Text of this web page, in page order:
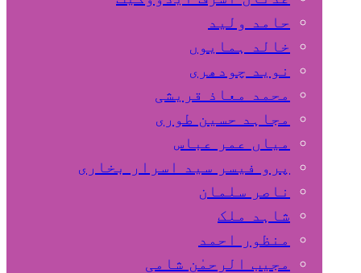
حامد ولید
خالد ہمایوں
نوید چودھری
محمد معاذ قریشی
مجاہد حسین طوری
میاں عمر عباس
پرو فیسر سید اسرار بخاری
ناصر سلمان
شاہد ملک
منظور احمد
مجیب الرحمٰن شامی